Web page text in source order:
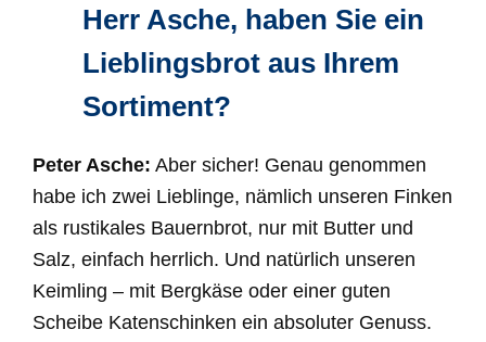
Herr Asche, haben Sie ein
Lieblingsbrot aus Ihrem
Sortiment?
Peter Asche: Aber sicher! Genau genommen
habe ich zwei Lieblinge, nämlich unseren Finken
als rustikales Bauernbrot, nur mit Butter und
Salz, einfach herrlich. Und natürlich unseren
Keimling – mit Bergkäse oder einer guten
Scheibe Katenschinken ein absoluter Genuss.